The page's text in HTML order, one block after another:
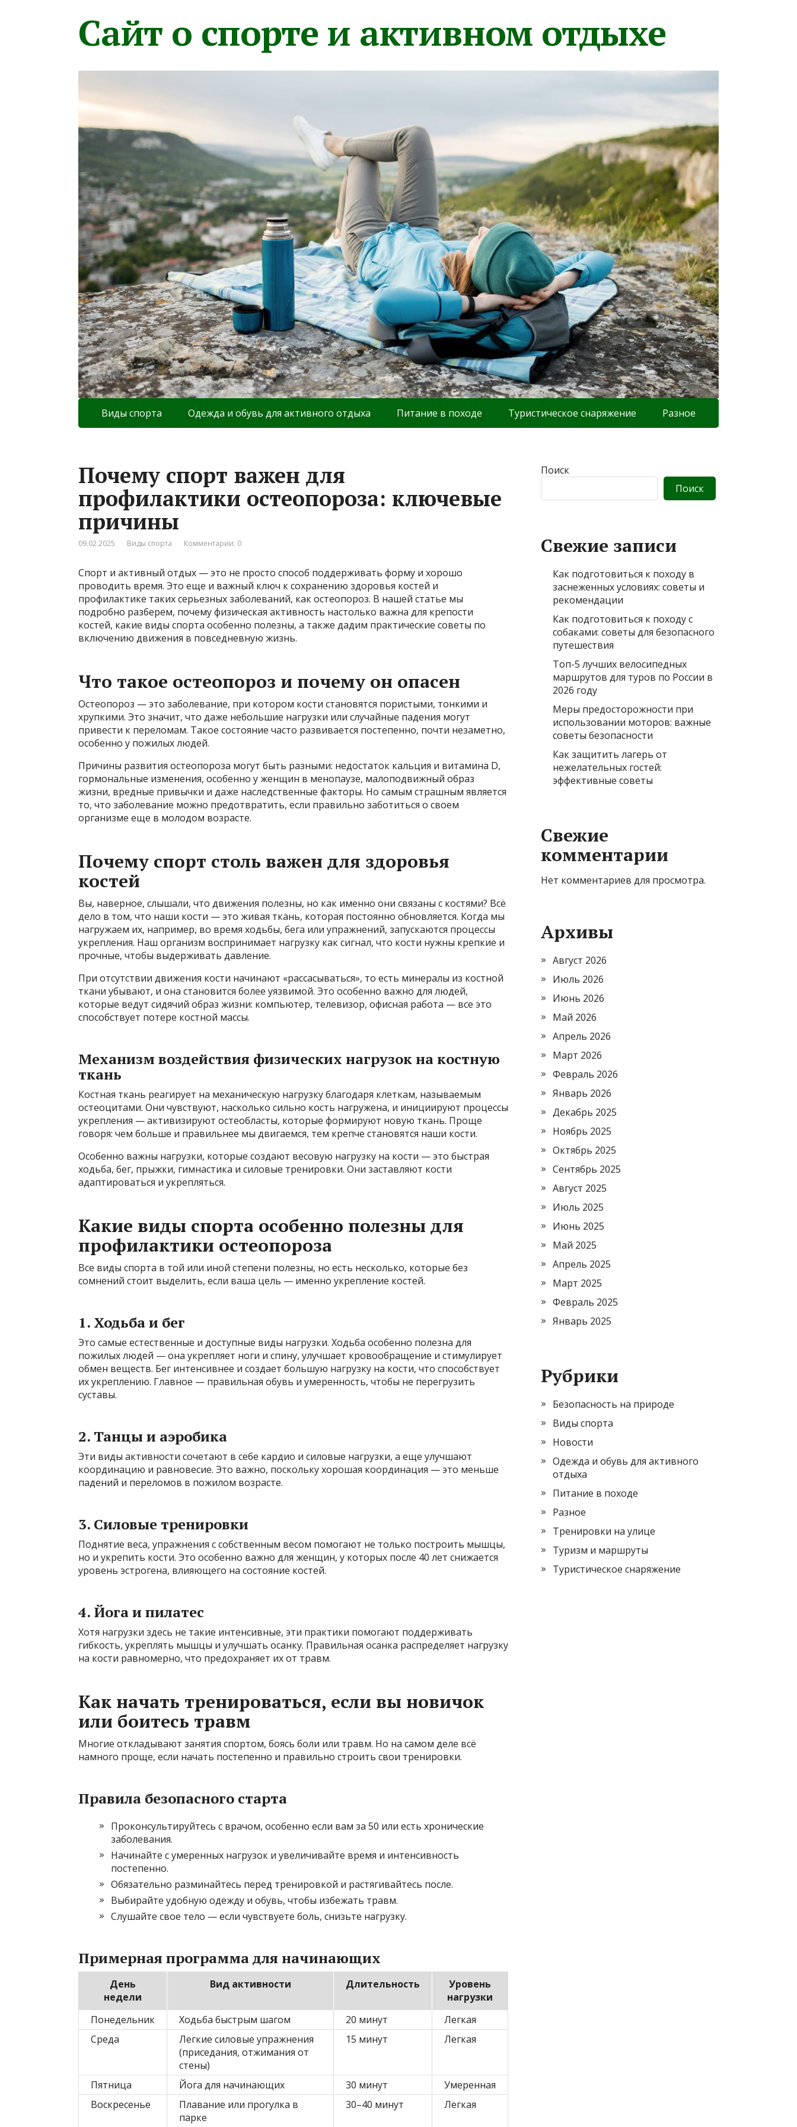
Сайт о спорте и активном отдыхе
Виды спорта Одежда и обувь для активного отдыха Питание в походе Туристическое снаряжение Разное
Почему спорт важен для
профилактики остеопороза: ключевые
причины
09.02.2025 Виды спорта Комментарии: 0
Спорт и активный отдых — это не просто способ поддерживать форму и хорошо
проводить время. Это еще и важный ключ к сохранению здоровья костей и
профилактике таких серьезных заболеваний, как остеопороз. В нашей статье мы
подробно разберем, почему физическая активность настолько важна для крепости
костей, какие виды спорта особенно полезны, а также дадим практические советы по
включению движения в повседневную жизнь.
Что такое остеопороз и почему он опасен
Остеопороз — это заболевание, при котором кости становятся пористыми, тонкими и
хрупкими. Это значит, что даже небольшие нагрузки или случайные падения могут
привести к переломам. Такое состояние часто развивается постепенно, почти незаметно,
особенно у пожилых людей.
Причины развития остеопороза могут быть разными: недостаток кальция и витамина D,
гормональные изменения, особенно у женщин в менопаузе, малоподвижный образ
жизни, вредные привычки и даже наследственные факторы. Но самым страшным является
то, что заболевание можно предотвратить, если правильно заботиться о своем
организме еще в молодом возрасте.
Почему спорт столь важен для здоровья
костей
Вы, наверное, слышали, что движения полезны, но как именно они связаны с костями? Всё
дело в том, что наши кости — это живая ткань, которая постоянно обновляется. Когда мы
нагружаем их, например, во время ходьбы, бега или упражнений, запускаются процессы
укрепления. Наш организм воспринимает нагрузку как сигнал, что кости нужны крепкие и
прочные, чтобы выдерживать давление.
При отсутствии движения кости начинают «рассасываться», то есть минералы из костной
ткани убывают, и она становится более уязвимой. Это особенно важно для людей,
которые ведут сидячий образ жизни: компьютер, телевизор, офисная работа — все это
способствует потере костной массы.
Механизм воздействия физических нагрузок на костную
ткань
Костная ткань реагирует на механическую нагрузку благодаря клеткам, называемым
остеоцитами. Они чувствуют, насколько сильно кость нагружена, и инициируют процессы
укрепления — активизируют остеобласты, которые формируют новую ткань. Проще
говоря: чем больше и правильнее мы двигаемся, тем крепче становятся наши кости.
Особенно важны нагрузки, которые создают весовую нагрузку на кости — это быстрая
ходьба, бег, прыжки, гимнастика и силовые тренировки. Они заставляют кости
адаптироваться и укрепляться.
Какие виды спорта особенно полезны для
профилактики остеопороза
Все виды спорта в той или иной степени полезны, но есть несколько, которые без
сомнений стоит выделить, если ваша цель — именно укрепление костей.
1. Ходьба и бег
Это самые естественные и доступные виды нагрузки. Ходьба особенно полезна для
пожилых людей — она укрепляет ноги и спину, улучшает кровообращение и стимулирует
обмен веществ. Бег интенсивнее и создает большую нагрузку на кости, что способствует
их укреплению. Главное — правильная обувь и умеренность, чтобы не перегрузить
суставы.
2. Танцы и аэробика
Эти виды активности сочетают в себе кардио и силовые нагрузки, а еще улучшают
координацию и равновесие. Это важно, поскольку хорошая координация — это меньше
падений и переломов в пожилом возрасте.
3. Силовые тренировки
Поднятие веса, упражнения с собственным весом помогают не только построить мышцы,
но и укрепить кости. Это особенно важно для женщин, у которых после 40 лет снижается
уровень эстрогена, влияющего на состояние костей.
4. Йога и пилатес
Хотя нагрузки здесь не такие интенсивные, эти практики помогают поддерживать
гибкость, укреплять мышцы и улучшать осанку. Правильная осанка распределяет нагрузку
на кости равномерно, что предохраняет их от травм.
Как начать тренироваться, если вы новичок
или боитесь травм
Многие откладывают занятия спортом, боясь боли или травм. Но на самом деле всё
намного проще, если начать постепенно и правильно строить свои тренировки.
Правила безопасного старта
Проконсультируйтесь с врачом, особенно если вам за 50 или есть хронические
заболевания.
Начинайте с умеренных нагрузок и увеличивайте время и интенсивность
постепенно.
Обязательно разминайтесь перед тренировкой и растягивайтесь после.
Выбирайте удобную одежду и обувь, чтобы избежать травм.
Слушайте свое тело — если чувствуете боль, снизьте нагрузку.
Примерная программа для начинающих
День
недели
Вид активности Длительность
Уровень
нагрузки
Понедельник
Ходьба быстрым шагом 20 минут
Легкая
Среда
Легкие силовые упражнения
(приседания, отжимания от
стены)
15 минут Легкая
Пятница Йога для начинающих 30 минут
Умеренная
Воскресенье
Плавание или прогулка в
парке
30–40 минут Легкая
Поиск
Поиск
Свежие записи
Как подготовиться к походу в
заснеженных условиях: советы и
рекомендации
Как подготовиться к походу с
собаками: советы для безопасного
путешествия
Топ-5 лучших велосипедных
маршрутов для туров по России в
2026 году
Меры предосторожности при
использовании моторов: важные
советы безопасности
Как защитить лагерь от
нежелательных гостей:
эффективные советы
Свежие
комментарии
Нет комментариев для просмотра.
Архивы
Август 2026
Июль 2026
Июнь 2026
Май 2026
Апрель 2026
Март 2026
Февраль 2026
Январь 2026
Декабрь 2025
Ноябрь 2025
Октябрь 2025
Сентябрь 2025
Август 2025
Июль 2025
Июнь 2025
Май 2025
Апрель 2025
Март 2025
Февраль 2025
Январь 2025
Рубрики
Безопасность на природе
Виды спорта
Новости
Одежда и обувь для активного
отдыха
Питание в походе
Разное
Тренировки на улице
Туризм и маршруты
Туристическое снаряжение